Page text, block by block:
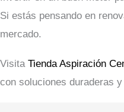
Si estás pensando en
mercado.
Visita Tienda Aspiración
con soluciones duraderas